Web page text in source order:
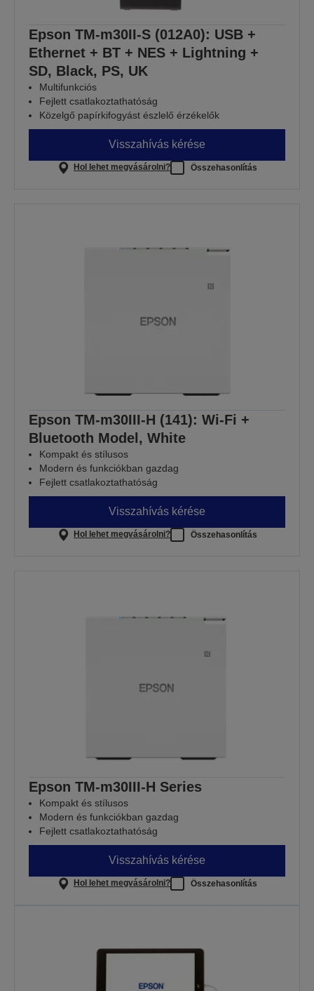
Epson TM-m30II-S (012A0): USB +
Ethernet + BT + NES + Lightning +
SD, Black, PS, UK
Multifunkciós
Fejlett csatlakoztathatóság
Közelgő papírkifogyást észlelő érzékelők
Visszahívás kérése
Hol lehet megvásárolni? Összehasonlítás
Epson TM-m30III-H (141): Wi-Fi +
Bluetooth Model, White
Kompakt és stílusos
Modern és funkciókban gazdag
Fejlett csatlakoztathatóság
Visszahívás kérése
Hol lehet megvásárolni? Összehasonlítás
Epson TM-m30III-H Series
Kompakt és stílusos
Modern és funkciókban gazdag
Fejlett csatlakoztathatóság
Visszahívás kérése
Hol lehet megvásárolni? Összehasonlítás